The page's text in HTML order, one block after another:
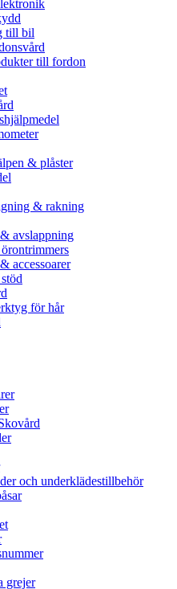
till bil
till fordon
& plåster
& rakning
avslappning
accessoarer
för hår
och underklädestillbehör
grejer